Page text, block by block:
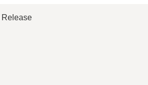
Release